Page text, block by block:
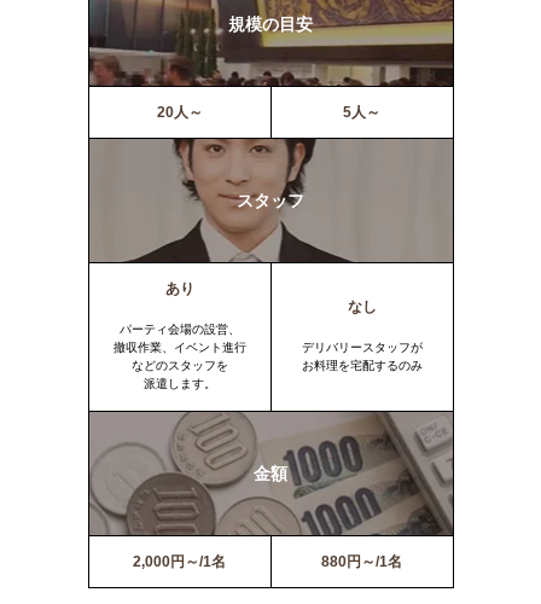
規模の目安
20人～ 5人～
スタッフ
あり
パーティ会場の設営、
撤収作業、イベント進行
などのスタッフを
派遣します。
なし
デリバリースタッフが
お料理を宅配するのみ
金額
2,000円～/1名 880円～/1名